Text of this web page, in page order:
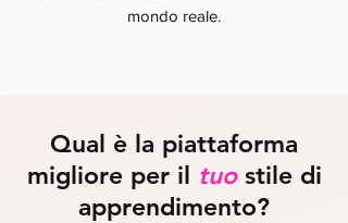
mondo reale.
Qual è la piattaforma
migliore per il tuostile di
apprendimento?